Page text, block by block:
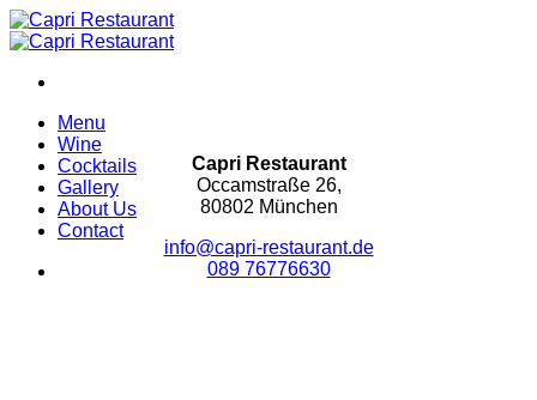
Skip
to
Menu
Wine
Cocktails
Gallery
About Us
Contact
Capri Restaurant
Occamstraße 26,
80802 München
info@capri-restaurant.de
089 76776630